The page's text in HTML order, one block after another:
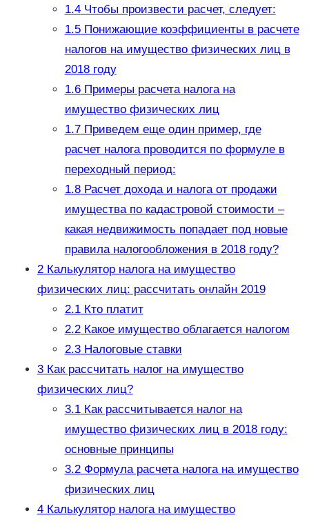
1.4Чтобы произвести расчет, следует:
1.5Понижающие коэффициенты в расчете
налогов на имущество физических лиц в
2018 году
1.6Примеры расчета налога на
имущество физических лиц
1.7Приведем еще один пример, где
расчет налога проводится по формуле в
переходный период:
1.8Расчет дохода и налога от продажи
имущества по кадастровой стоимости –
какая недвижимость попадает под новые
правила налогообложения в 2018 году?
2Калькулятор налога на имущество
физических лиц: рассчитать онлайн 2019
2.1Кто платит
2.2Какое имущество облагается налогом
2.3Налоговые ставки
3Как рассчитать налог на имущество
физических лиц?
3.1Как рассчитывается налог на
имущество физических лиц в 2018 году:
основные принципы
3.2Формула расчета налога на имущество
физических лиц
4Калькулятор налога на имущество